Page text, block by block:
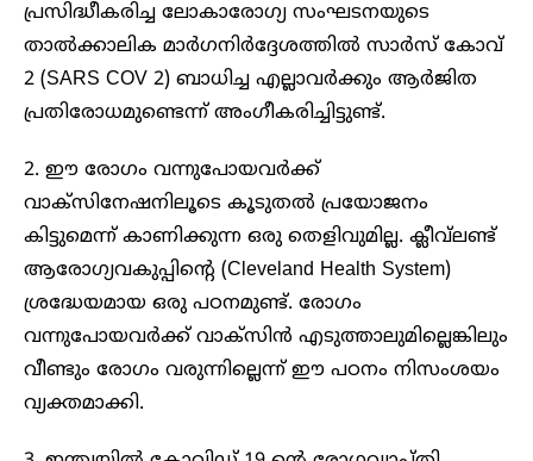
പ്രസിദ്ധീകരിച്ച ലോകാരോഗ്യ സംഘടനയുടെ
താല്‍ക്കാലിക മാര്‍ഗനിര്‍ദ്ദേശത്തില്‍ സാര്‍സ് കോവ്
2 (SARS COV 2) ബാധിച്ച എല്ലാവര്‍ക്കും ആര്‍ജിത
പ്രതിരോധമുണ്ടെന്ന് അംഗീകരിച്ചിട്ടുണ്ട്.
2. ഈ രോഗം വന്നുപോയവര്‍ക്ക്
വാക്‌സിനേഷനിലൂടെ കൂടുതല്‍ പ്രയോജനം
കിട്ടുമെന്ന് കാണിക്കുന്ന ഒരു തെളിവുമില്ല. ക്ലീവ്‌ലണ്ട്
ആരോഗ്യവകുപ്പിന്റെ (Cleveland Health System)
ശ്രദ്ധേയമായ ഒരു പഠനമുണ്ട്. രോഗം
വന്നുപോയവര്‍ക്ക് വാക്‌സിന്‍ എടുത്താലുമില്ലെങ്കിലും
വീണ്ടും രോഗം വരുന്നില്ലെന്ന് ഈ പഠനം നിസംശയം
വ്യക്തമാക്കി.